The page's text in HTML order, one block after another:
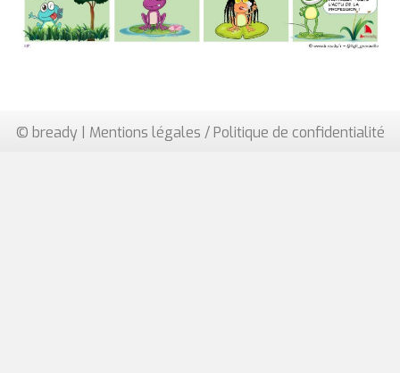
© bready | Mentions légales / Politique de confidentialité